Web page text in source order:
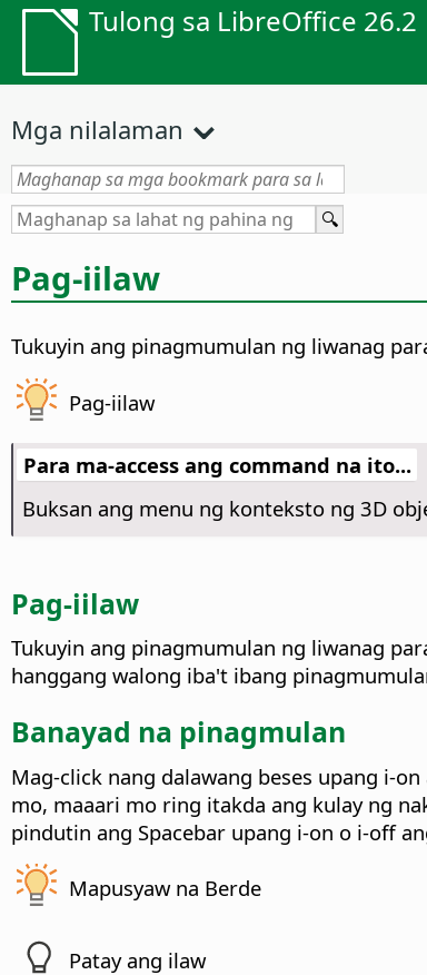
Tulong sa LibreOffice 26.2
Mga nilalaman
Pag-iilaw
Tukuyin ang pinagmumulan ng liwanag
Pag-iilaw
Para ma-access ang command na ito...
Buksan ang menu ng konteksto ng 3D
Pag-iilaw
Tukuyin ang pinagmumulan ng liwanag
hanggang walong iba't ibang
Banayad na pinagmulan
Mag-click nang dalawang beses upang i-
mo, maaari mo ring itakda ang kulay ng
pindutin ang Spacebar upang i-on o i-off
Mapusyaw na Berde
Patay ang ilaw